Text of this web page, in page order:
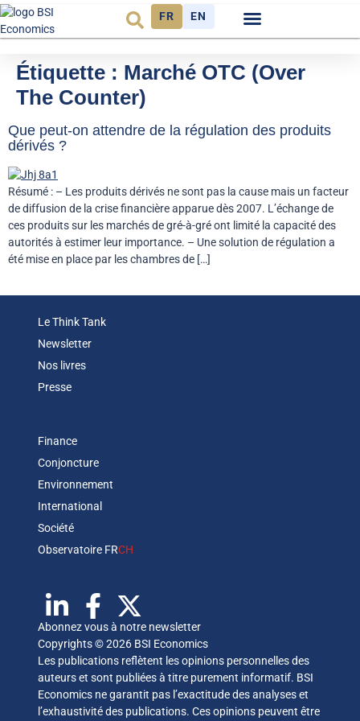
FR EN
Étiquette : Marché OTC (Over
The Counter)
Que peut-on attendre de la régulation des produits
dérivés ?
Résumé : – Les produits dérivés ne sont pas la cause mais un facteur
de diffusion de la crise financière apparue dès 2007. L’échange de
ces produits sur les marchés de gré-à-gré ont limité la capacité des
autorités à estimer leur importance. – Une solution de régulation a
été mise en place par les chambres de […]
Le Think Tank
Newsletter
Nos livres
Presse
Finance
Conjoncture
Environnement
International
Société
Observatoire FRCH
Abonnez vous à notre newsletter
Copyrights © 2026 BSI Economics
Les publications reflètent les opinions personnelles des
auteurs et sont publiées à titre purement informatif. BSI
Economics ne garantit pas l’exactitude des analyses et
l’exhaustivité des publications. Ces opinions peuvent être